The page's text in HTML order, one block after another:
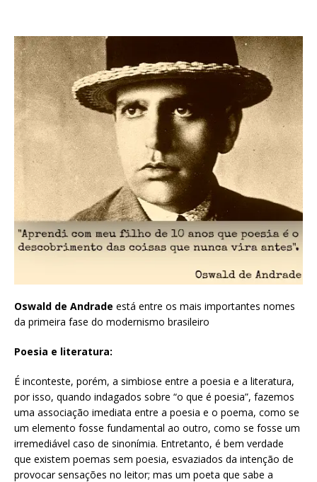
Oswald de Andrade está entre os mais importantes nomes
da primeira fase do modernismo brasileiro
Poesia e literatura:
É inconteste, porém, a simbiose entre a poesia e a literatura,
por isso, quando indagados sobre “o que é poesia”, fazemos
uma associação imediata entre a poesia e o poema, como se
um elemento fosse fundamental ao outro, como se fosse um
irremediável caso de sinonímia. Entretanto, é bem verdade
que existem poemas sem poesia, esvaziados da intenção de
provocar sensações no leitor; mas um poeta que sabe a